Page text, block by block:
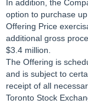
In addition, the
option to purchase
Offering Price
additional gross
$3.4 million.
The Offering is
and is subject to
receipt of all
Toronto Stock